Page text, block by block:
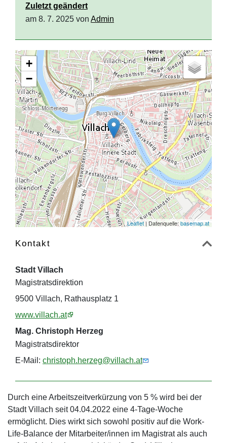
Zuletzt geändert
am 8. 7. 2025 von Admin
+
−
Leaflet | Datenquelle:basemap.at
Kontakt
Stadt Villach
Magistratsdirektion
9500 Villach, Rathausplatz 1
www.villach.at
Mag. Christoph Herzeg
Magistratsdirektor
E-Mail: christoph.herzeg@villach.at
Durch eine Arbeitszeitverkürzung von 5 % wird bei der
Stadt Villach seit 04.04.2022 eine 4-Tage-Woche
ermöglicht. Dies wirkt sich sowohl positiv auf die Work-
Life-Balance der Mitarbeiter/innen im Magistrat als auch